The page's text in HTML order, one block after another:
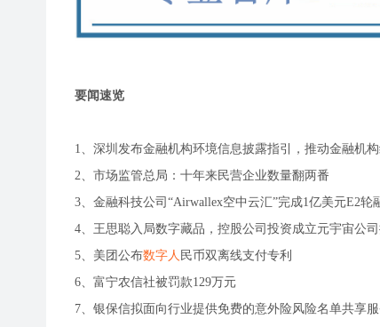
要闻速览
1、深圳发布金融机构环境信息披露指引，推动金融机
2、市场监管总局：十年来民营企业数量翻两番
3、金融科技公司“Airwallex空中云汇”完成1亿美元E2轮
4、王思聪入局数字藏品，控股公司投资成立元宇宙公
5、美团公布数字人 民币双离线支付专利
6、富宁农信社被罚款129万元
7、银保信拟面向行业提供免费的意外险风险名单共享